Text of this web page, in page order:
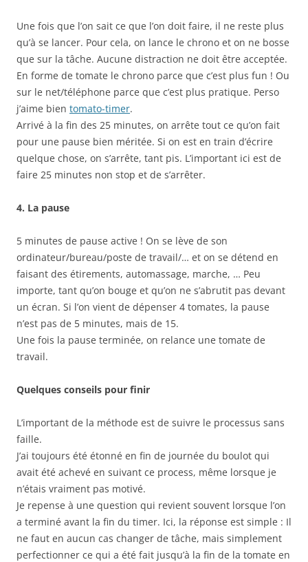
Une fois que l’on sait ce que l’on doit faire, il ne reste plus
qu’à se lancer. Pour cela, on lance le chrono et on ne bosse
que sur la tâche. Aucune distraction ne doit être acceptée.
En forme de tomate le chrono parce que c’est plus fun ! Ou
sur le net/téléphone parce que c’est plus pratique. Perso
j’aime bien tomato-timer.
Arrivé à la fin des 25 minutes, on arrête tout ce qu’on fait
pour une pause bien méritée. Si on est en train d’écrire
quelque chose, on s’arrête, tant pis. L’important ici est de
faire 25 minutes non stop et de s’arrêter.
4. La pause
5 minutes de pause active ! On se lève de son
ordinateur/bureau/poste de travail/… et on se détend en
faisant des étirements, automassage, marche, … Peu
importe, tant qu’on bouge et qu’on ne s’abrutit pas devant
un écran. Si l’on vient de dépenser 4 tomates, la pause
n’est pas de 5 minutes, mais de 15.
Une fois la pause terminée, on relance une tomate de
travail.
Quelques conseils pour finir
L’important de la méthode est de suivre le processus sans
faille.
J’ai toujours été étonné en fin de journée du boulot qui
avait été achevé en suivant ce process, même lorsque je
n’étais vraiment pas motivé.
Je repense à une question qui revient souvent lorsque l’on
a terminé avant la fin du timer. Ici, la réponse est simple : Il
ne faut en aucun cas changer de tâche, mais simplement
perfectionner ce qui a été fait jusqu’à la fin de la tomate en